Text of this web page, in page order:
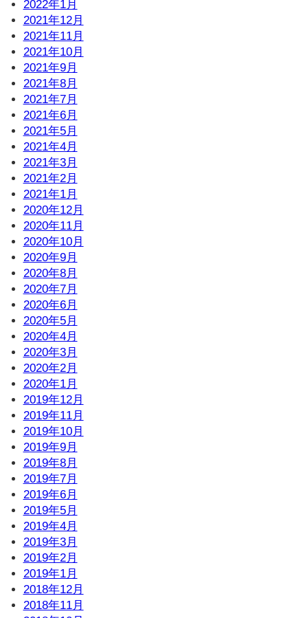
2022年1月
2021年12月
2021年11月
2021年10月
2021年9月
2021年8月
2021年7月
2021年6月
2021年5月
2021年4月
2021年3月
2021年2月
2021年1月
2020年12月
2020年11月
2020年10月
2020年9月
2020年8月
2020年7月
2020年6月
2020年5月
2020年4月
2020年3月
2020年2月
2020年1月
2019年12月
2019年11月
2019年10月
2019年9月
2019年8月
2019年7月
2019年6月
2019年5月
2019年4月
2019年3月
2019年2月
2019年1月
2018年12月
2018年11月